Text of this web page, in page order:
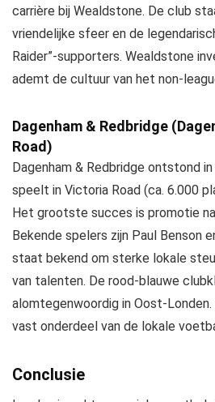
carrière bij Wealdstone. De club
vriendelijke sfeer en de
Raider”-supporters. Wealdstone
ademt de cultuur van het non-
Dagenham & Redbridge
Road)
Dagenham & Redbridge ontstond
speelt in Victoria Road (ca. 6.000
Het grootste succes is promotie
Bekende spelers zijn Paul Benson
staat bekend om sterke lokale
van talenten. De rood-blauwe
alomtegenwoordig in Oost-
vast onderdeel van de lokale
Conclusie